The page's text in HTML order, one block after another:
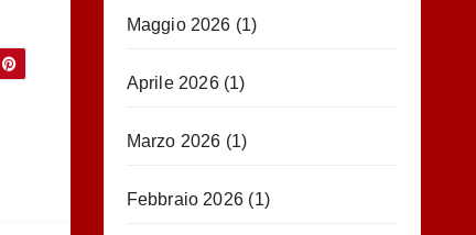
Maggio 2026 (1)
Aprile 2026(1)
Marzo 2026 (1)
Febbraio 2026 (1)